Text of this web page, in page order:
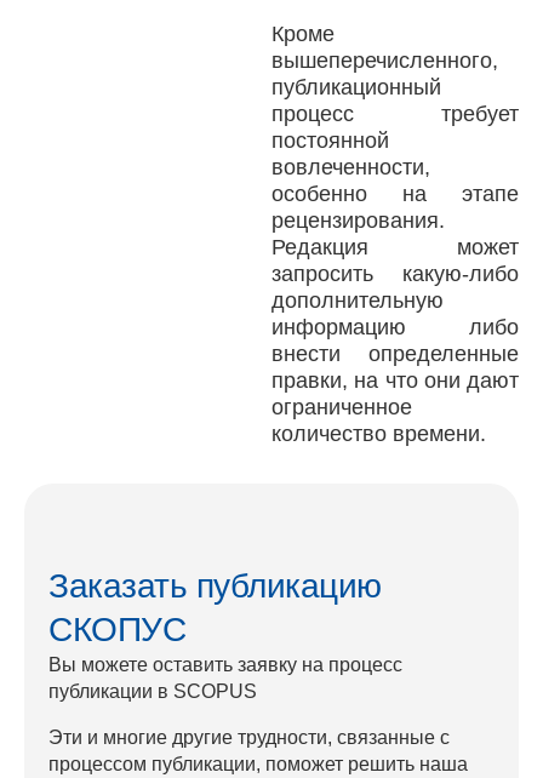
Кроме
вышеперечисленного,
публикационный
процесс требует
постоянной
вовлеченности,
особенно на этапе
рецензирования.
Редакция может
запросить какую-либо
дополнительную
информацию либо
внести определенные
правки, на что они дают
ограниченное
количество времени.
Заказать публикацию
СКОПУС​
Вы можете оставить заявку на процесс
публикации в SCOPUS
Эти и многие другие трудности, связанные с
процессом публикации, поможет решить наша